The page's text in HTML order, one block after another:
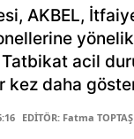
AKBEL,
acil
kez daha
EDİTÖR: Fatma TOPTAŞ